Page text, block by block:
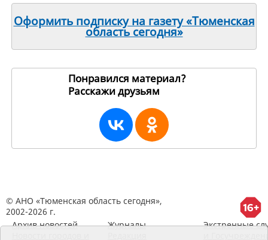
Оформить подписку на газету «Тюменская
область сегодня»
Понравился материал?
Расскажи друзьям
© АНО «Тюменская область сегодня»,
2002-2026 г.
Архив новостей
Журналы
Экстренные